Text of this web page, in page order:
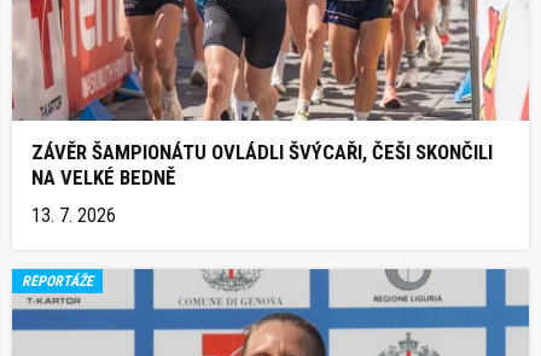
ZÁVĚR ŠAMPIONÁTU OVLÁDLI ŠVÝCAŘI, ČEŠI SKONČILI
NA VELKÉ BEDNĚ
13. 7. 2026
REPORTÁŽE